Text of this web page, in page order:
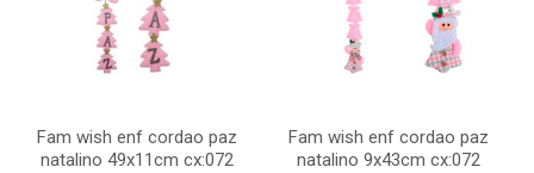
Fam wish enf cordao paz
natalino 49x11cm cx:072
Fam wish enf cordao paz
natalino 9x43cm cx:072